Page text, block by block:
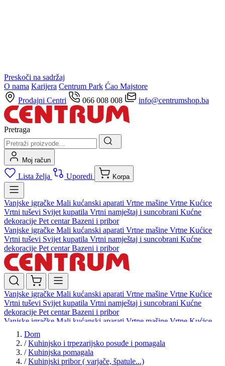
Preskoči na sadržaj
O nama Karijera Centrum Park Ćao Majstore
Prodajni Centri
066 008 008 info@centrumshop.ba
Pretraga
Moj račun
Lista želja Uporedi Korpa
Vanjske igračke Mali kućanski aparati Vrtne mašine Vrtne Kućice
Vrtni tuševi Svijet kupatila Vrtni namještaj i suncobrani Kućne
dekoracije Pet centarBazeni i pribor
Vanjske igračke Mali kućanski aparati Vrtne mašine Vrtne Kućice
Vrtni tuševi Svijet kupatila Vrtni namještaj i suncobrani Kućne
dekoracije Pet centarBazeni i pribor
Vanjske igračke Mali kućanski aparati Vrtne mašine Vrtne Kućice
Vrtni tuševi Svijet kupatila Vrtni namještaj i suncobrani Kućne
dekoracije Pet centarBazeni i pribor
Vanjske igračke Mali kućanski aparati Vrtne mašine Vrtne Kućice
Vrtni tuševi
dekoracijePet centar Bazeni i pribor
Dom
/ Kuhinjsko i trpezarijsko posuđe i pomagala
/ Kuhinjska pomagala
/ Kuhinjski pribor ( varjače, špatule...)